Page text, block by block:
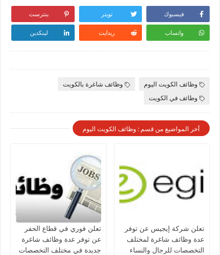
فيسبوك تويتر بنترست
واتساب ريدايت لينكدين
وظائف الكويت اليوم
وظائف شاغرة بالكويت
وظائف في الكويت
أخر المواضيع من قسم : وظائف الكويت اليوم
تعلن شركة إيجيس عن توفر
عدة وظائف شاغرة لمختلف
التخصصات للرجال والنساء
تعلن فوري في قطاع الحفر
عن توفر عدة وظائف شاغرة
جديدة في مختلف التخصصات